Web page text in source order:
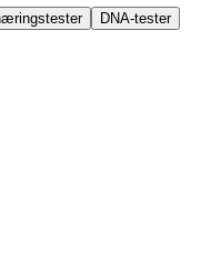
DNA-tester